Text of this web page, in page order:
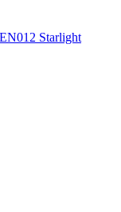
Starlight